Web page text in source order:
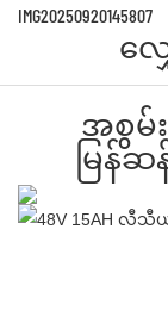
IMG20250920145807
လ
အစွမ်
မြန်